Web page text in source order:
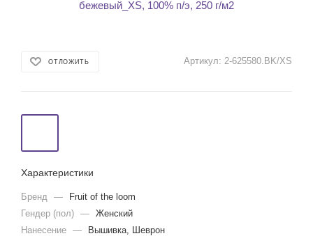
ОТЛОЖИТЬ Артикул: 2-625580.BK/XS
Характеристики
Бренд —
Fruit of the loom
Гендер (пол) — Женский
Нанесение —
Вышивка, Шеврон